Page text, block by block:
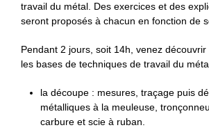
travail du métal. Des exercices et des
seront proposés à chacun en fonction de
Pendant 2 jours, soit 14h, venez
les bases de techniques de travail du
la découpe : mesures, traçage puis
métalliques à la meuleuse,
carbure et scie à ruban.